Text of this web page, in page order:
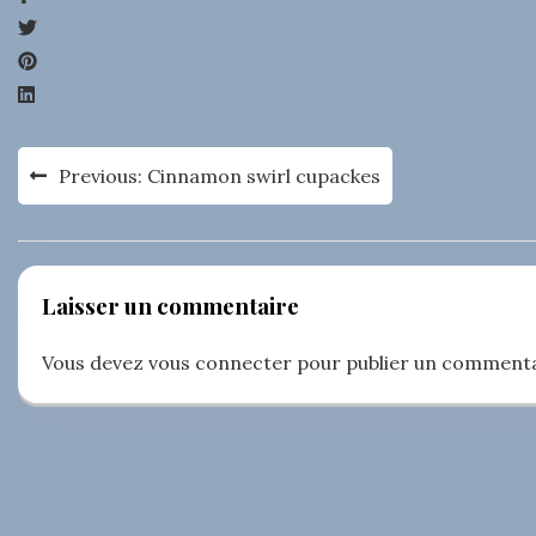
Navigation
de
l’article
Previous: Cinnamon swirl cupackes
Laisser un commentaire
Vous devez vous connecter pour publier un